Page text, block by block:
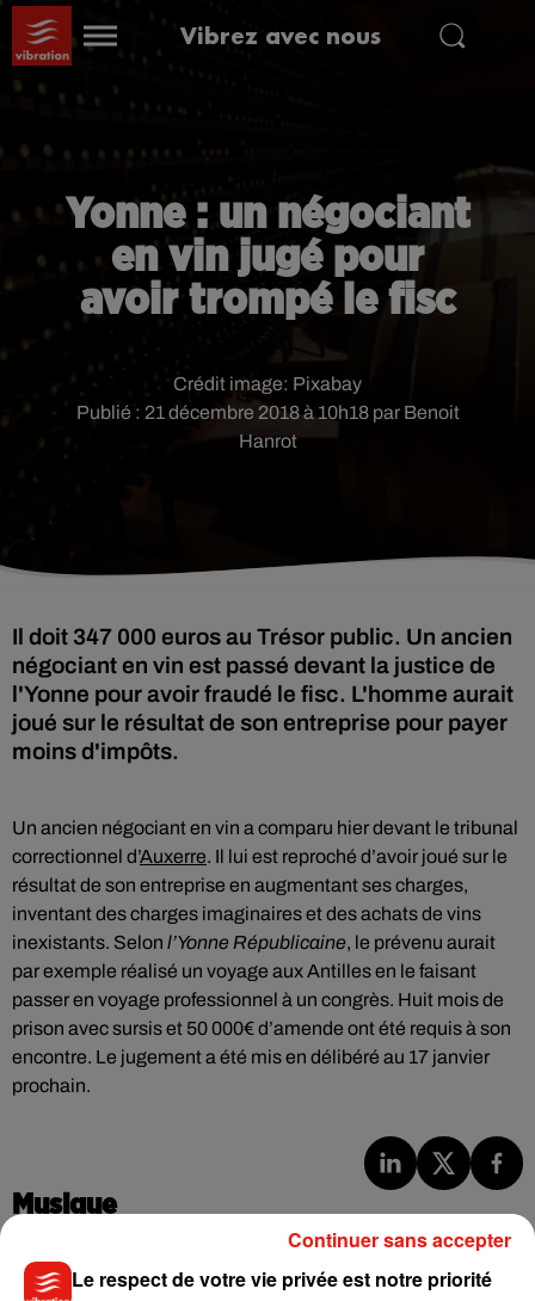
Vibrez avec nous
Yonne : un négociant
en vin jugé pour
avoir trompé le fisc
Publié : 21 décembre 2018 à 10h18 par Benoit
Hanrot
Crédit image: Pixabay
Il doit 347 000 euros au Trésor public. Un ancien
négociant en vin est passé devant la justice de
l'Yonne pour avoir fraudé le fisc. L'homme aurait
joué sur le résultat de son entreprise pour payer
moins d'impôts.
Un ancien négociant en vin a comparu hier devant le tribunal
correctionnel d’Auxerre. Il lui est reproché d’avoir joué sur le
résultat de son entreprise en augmentant ses charges,
inventant des charges imaginaires et des achats de vins
inexistants. Selon l’Yonne Républicaine, le prévenu aurait
par exemple réalisé un voyage aux Antilles en le faisant
passer en voyage professionnel à un congrès. Huit mois de
prison avec sursis et 50 000€ d’amende ont été requis à son
encontre. Le jugement a été mis en délibéré au 17 janvier
prochain.
Musique
Julien Lieb s’essaye à la vie de chatelain
Le respect de votre vie privée est notre priorité
Continuer sans accepter